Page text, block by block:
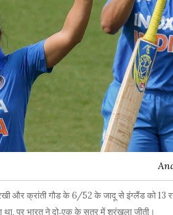
और क्रांती गौड के 6/52 के जादू से इंग्लैंड को 13
था, पर भारत ने दो‑एक के सत्र में श्रृंखला जीती।